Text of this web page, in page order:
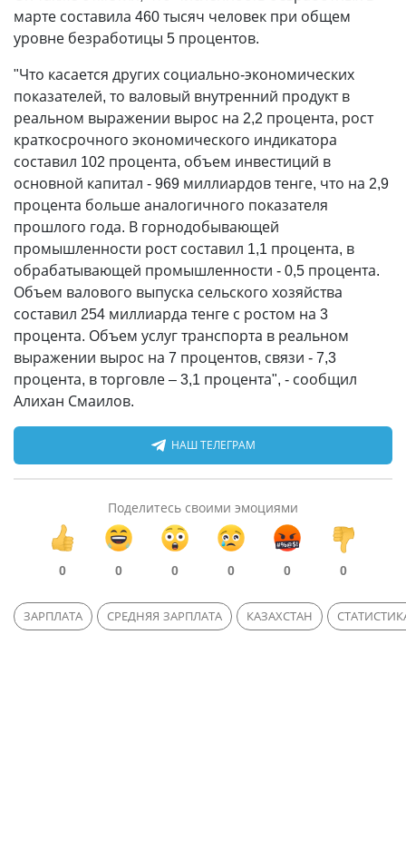
марте составила 460 тысяч человек при общем
уровне безработицы 5 процентов.
"Что касается других социально-экономических
показателей, то валовый внутренний продукт в
реальном выражении вырос на 2,2 процента, рост
краткосрочного экономического индикатора
составил 102 процента, объем инвестиций в
основной капитал - 969 миллиардов тенге, что на 2,9
процента больше аналогичного показателя
прошлого года. В горнодобывающей
промышленности рост составил 1,1 процента, в
обрабатывающей промышленности - 0,5 процента.
Объем валового выпуска сельского хозяйства
составил 254 миллиарда тенге с ростом на 3
процента. Объем услуг транспорта в реальном
выражении вырос на 7 процентов, связи - 7,3
процента, в торговле – 3,1 процента", - сообщил
Алихан Смаилов.
НАШ ТЕЛЕГРАМ
Поделитесь своими эмоциями
0 0 0 0 0 0
ЗАРПЛАТА СРЕДНЯЯ ЗАРПЛАТА КАЗАХСТАН